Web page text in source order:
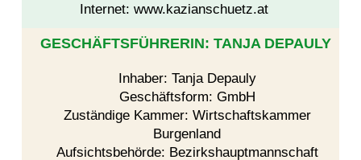
Internet: www.kazianschuetz.at
GESCHÄFTSFÜHRERIN: TANJA DEPAULY
Inhaber: Tanja Depauly
Geschäftsform: GmbH
Zuständige Kammer: Wirtschaftskammer
Burgenland
Aufsichtsbehörde: Bezirkshauptmannschaft